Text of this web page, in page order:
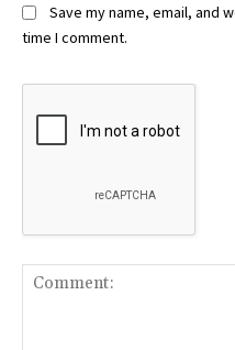
Save my name, email, and
time I comment.